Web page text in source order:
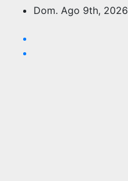
Saltar
contenido
Dom. Ago 9th, 2026